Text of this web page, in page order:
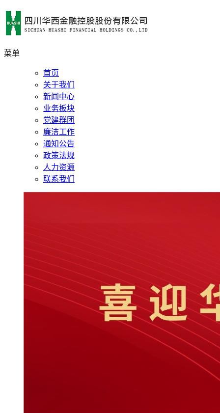
菜单
首页
关于我们
新闻中心
业务板块
党建群团
廉洁工作
通知公告
政策法规
人力资源
联系我们